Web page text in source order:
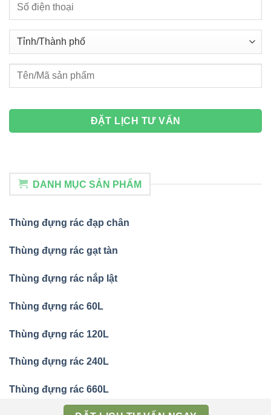
DANH MỤC SẢN PHẨM
Thùng đựng rác đạp chân
Thùng đựng rác gạt tàn
Thùng đựng rác nắp lật
Thùng đựng rác 60L
Thùng đựng rác 120L
Thùng đựng rác 240L
Thùng đựng rác 660L